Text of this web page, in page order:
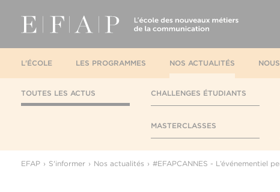
L'ÉCOLE LES PROGRAMMES NOS ACTUALITÉS
TOUTES LES ACTUS CHALLENGES ÉTUDIANTS
MASTERCLASSES
EFAP S'informer Nos actualités #EFAPCANNES - L’événementiel